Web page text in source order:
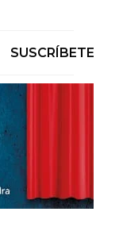
SUSCRÍBETE